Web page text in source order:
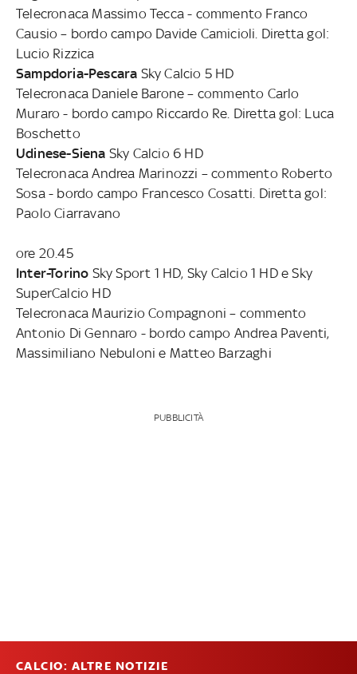
Telecronaca Massimo Tecca - commento Franco
Causio – bordo campo Davide Camicioli. Diretta gol:
Lucio Rizzica
Sampdoria-Pescara Sky Calcio 5 HD
Telecronaca Daniele Barone – commento Carlo
Muraro - bordo campo Riccardo Re. Diretta gol: Luca
Boschetto
Udinese-Siena Sky Calcio 6 HD
Telecronaca Andrea Marinozzi – commento Roberto
Sosa - bordo campo Francesco Cosatti. Diretta gol:
Paolo Ciarravano
ore 20.45
Inter-Torino Sky Sport 1 HD, Sky Calcio 1 HD e Sky
SuperCalcio HD
Telecronaca Maurizio Compagnoni – commento
Antonio Di Gennaro - bordo campo Andrea Paventi,
Massimiliano Nebuloni e Matteo Barzaghi
PUBBLICITÀ
CALCIO: ALTRE NOTIZIE